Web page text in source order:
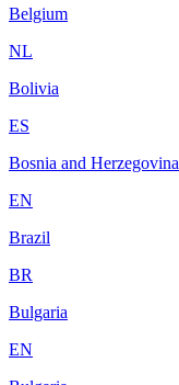
Belgium
NL
Bolivia
ES
Bosnia and Herzegovina
EN
Brazil
BR
Bulgaria
EN